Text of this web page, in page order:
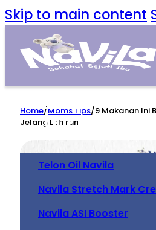
Skip to main content
Home
Our Product
Telon Oil Navila
Navila Stretch Mark
Navila ASI Booster
Home/Moms Tips/9 Makanan Ini
Jelang Lahiran